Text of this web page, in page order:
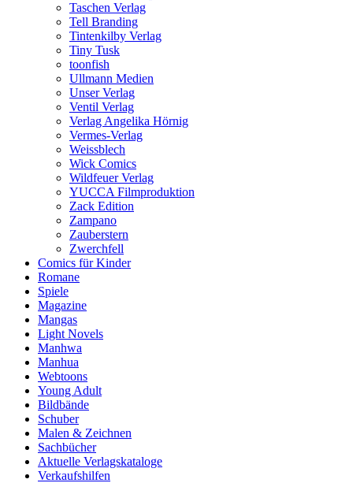
Taschen Verlag
Tell Branding
Tintenkilby Verlag
Tiny Tusk
toonfish
Ullmann Medien
Unser Verlag
Ventil Verlag
Verlag Angelika Hörnig
Vermes-Verlag
Weissblech
Wick Comics
Wildfeuer Verlag
YUCCA Filmproduktion
Zack Edition
Zampano
Zauberstern
Zwerchfell
Comics für Kinder
Romane
Spiele
Magazine
Mangas
Light Novels
Manhwa
Manhua
Webtoons
Young Adult
Bildbände
Schuber
Malen & Zeichnen
Sachbücher
Aktuelle Verlagskataloge
Verkaufshilfen